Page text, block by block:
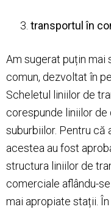
transportul în
Am sugerat puțin mai
comun, dezvoltat în
Scheletul liniilor de
corespunde liniilor de
suburbiilor. Pentru că
acestea au fost
structura liniilor de
comerciale aflându-
mai apropiate stații.